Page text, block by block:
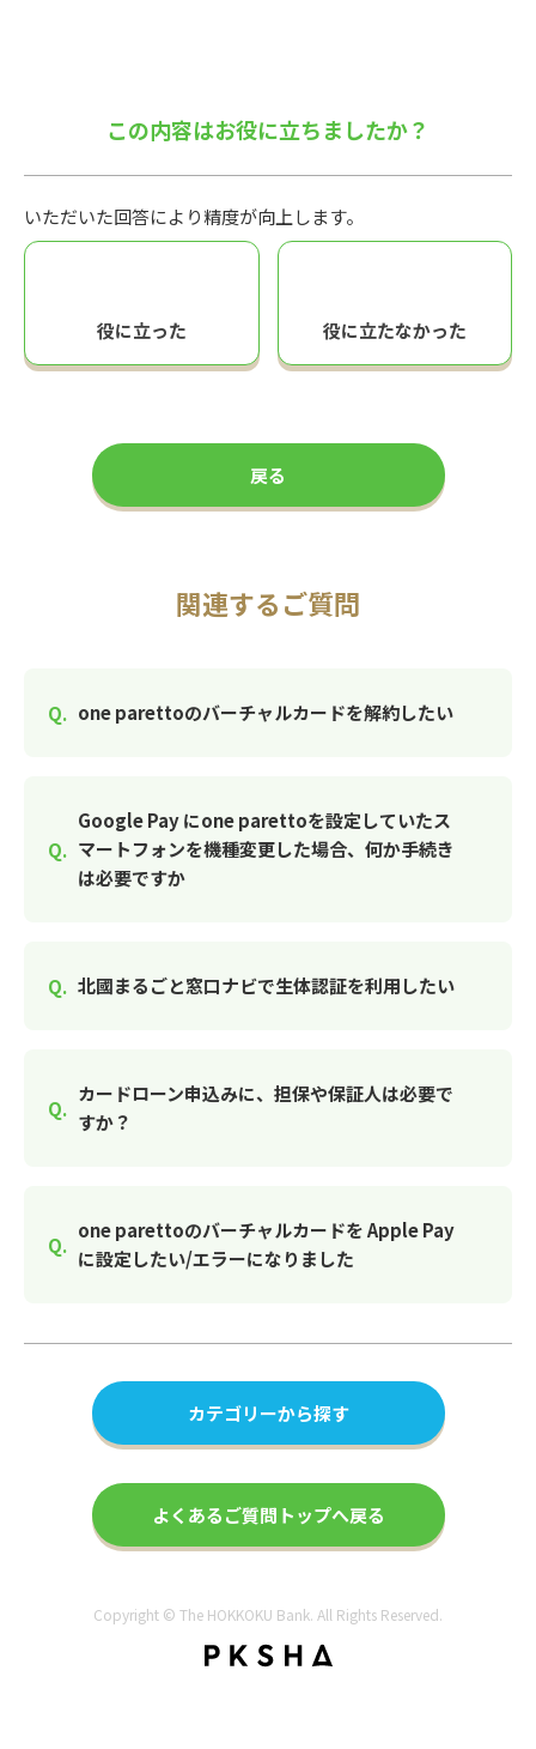
この内容はお役に立ちましたか？
いただいた回答により精度が向上します。
役に立った 役に立たなかった
戻る
関連するご質問
one parettoのバーチャルカードを解約したい
Google Pay にone parettoを設定していたス
マートフォンを機種変更した場合、何か手続き
は必要ですか
北國まるごと窓口ナビで生体認証を利用したい
カードローン申込みに、担保や保証人は必要で
すか？
one parettoのバーチャルカードを Apple Pay
に設定したい/エラーになりました
カテゴリーから探す
よくあるご質問トップへ戻る
Copyright © The HOKKOKU Bank. All Rights Reserved.